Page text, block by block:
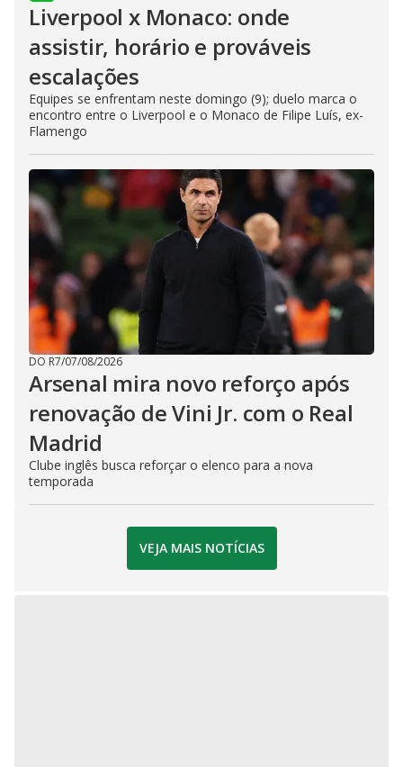
Liverpool x Monaco: onde
assistir, horário e prováveis
escalações
Equipes se enfrentam neste domingo (9); duelo marca o
encontro entre o Liverpool e o Monaco de Filipe Luís, ex-
Flamengo
DO R7/07/08/2026
Arsenal mira novo reforço após
renovação de Vini Jr. com o Real
Madrid
Clube inglês busca reforçar o elenco para a nova
temporada
VEJA MAIS NOTÍCIAS